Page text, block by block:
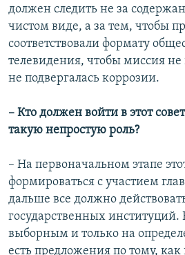
должен следить не за
чистом виде, а за тем, чтобы
соответствовали формату
телевидения, чтобы миссия не
не подвергалась коррозии.
– Кто должен войти в этот
такую непростую роль?
– На первоначальном этапе
формироваться с участием
дальше все должно
государственных институций.
выборным и только на
есть предложения по тому,